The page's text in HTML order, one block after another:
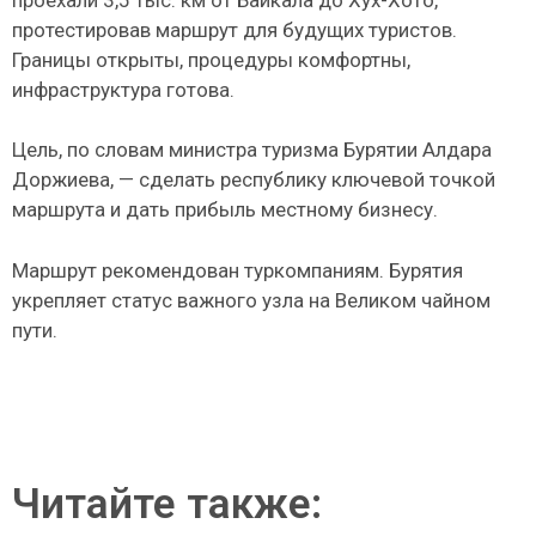
протестировав маршрут для будущих туристов.
Границы открыты, процедуры комфортны,
инфраструктура готова.
Цель, по словам министра туризма Бурятии Алдара
Доржиева, — сделать республику ключевой точкой
маршрута и дать прибыль местному бизнесу.
Маршрут рекомендован туркомпаниям. Бурятия
укрепляет статус важного узла на Великом чайном
пути.
Читайте также: